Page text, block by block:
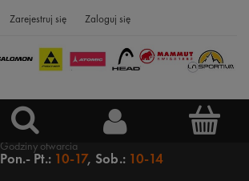
Zarejestruj się Zaloguj się
Pon.- Pt.: 10-17, Sob.: 10-14